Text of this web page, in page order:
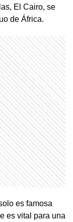
El Cairo, se
de África.
es famosa
es vital para una